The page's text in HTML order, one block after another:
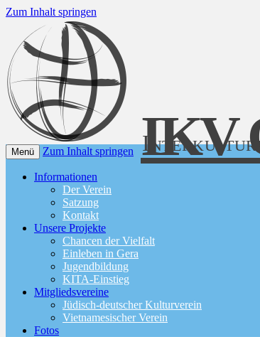
Zum Inhalt springen
IKV
Menü Zum Inhalt springen
Informationen
Der Verein
Satzung
Kontakt
Unsere Projekte
Chancen der Vielfalt
Einleben in Gera
Jugendbildung
KITA-Einstieg
Mitgliedsvereine
Jüdisch-deutscher Kulturverein
Vietnamesischer Verein
Fotos